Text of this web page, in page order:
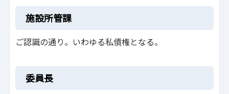
施設所管課
ご認識の通り。いわゆる私債権となる。
委員長